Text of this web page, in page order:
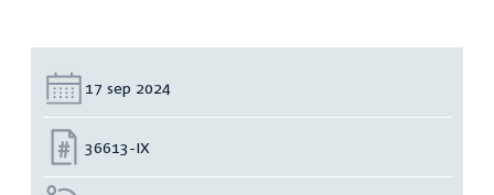
Datum:
17 sep 2024
Nummer:
36613-IX